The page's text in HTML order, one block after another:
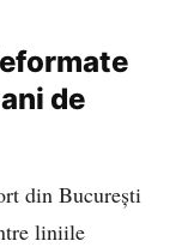
de
din București
liniile